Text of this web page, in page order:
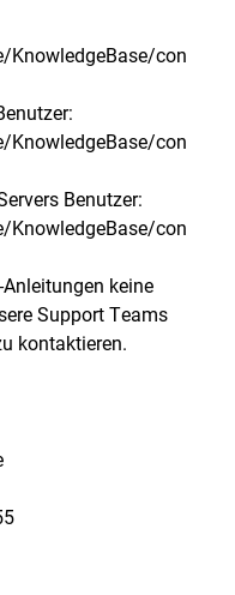
KnowledgeBase/
KnowledgeBase/
Benutzer:
KnowledgeBase/
keine
Support Teams
kontaktieren.